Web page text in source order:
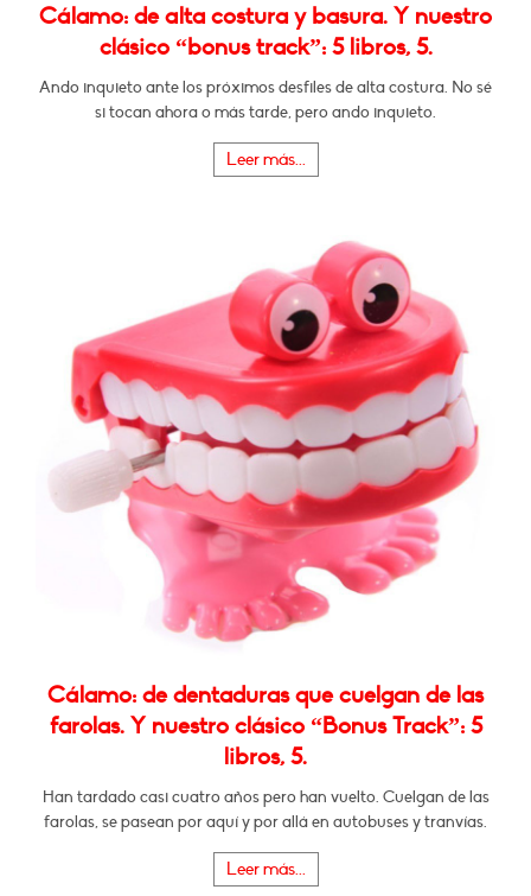
Cálamo: de alta costura y basura. Y nuestro
clásico “bonus track”: 5 libros, 5.
Ando inquieto ante los próximos desfiles de alta costura. No sé
si tocan ahora o más tarde, pero ando inquieto.
Leer más...
Cálamo: de dentaduras que cuelgan de las
farolas. Y nuestro clásico “Bonus Track”: 5
libros, 5.
Han tardado casi cuatro años pero han vuelto. Cuelgan de las
farolas, se pasean por aquí y por allá en autobuses y tranvías.
Leer más...